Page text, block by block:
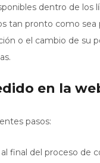
dentro de
tan pronto como
o el cambio de
en la
pasos:
final del proceso